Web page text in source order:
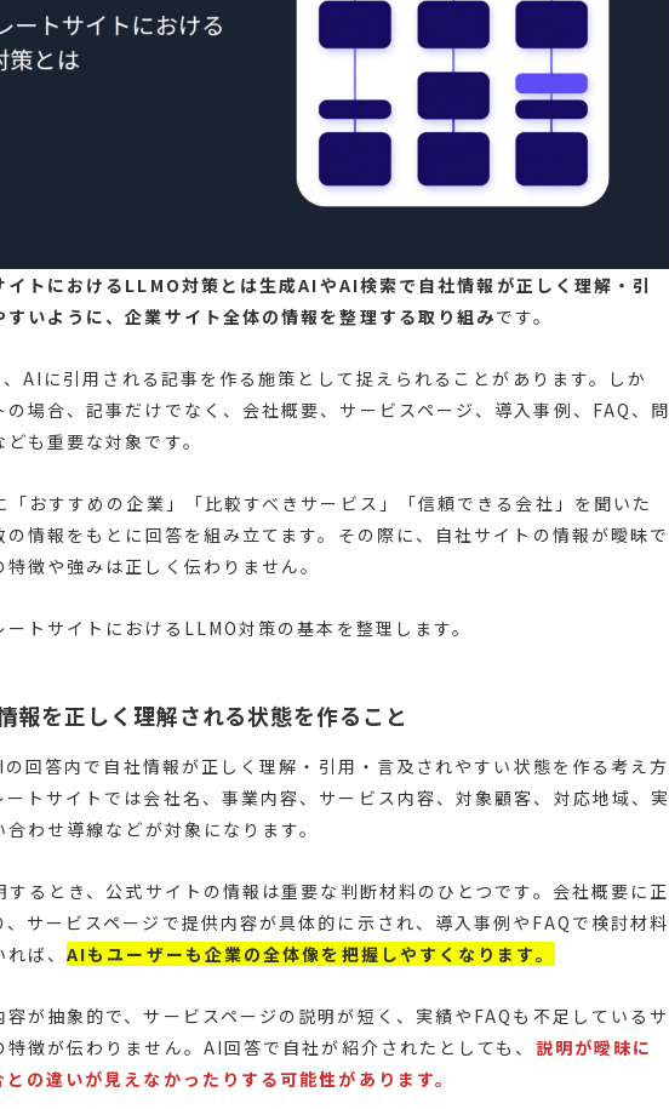
イトにおけるLLMO対策とは生成AIやAI検索で自社情報が正しく理解・引
すいように、企業サイト全体の情報を整理する取り組みです。
AIに引用される記事を作る施策として捉えられることがあります。しか
の場合、記事だけでなく、会社概要、サービスページ、導入事例、FAQ、問
も重要な対象です。
おすすめの企業」「比較すべきサービス」「信頼できる会社」を聞いた
情報をもとに回答を組み立てます。その際に、自社サイトの情報が曖昧で
徴や強みは正しく伝わりません。
トサイトにおけるLLMO対策の基本を整理します。
報を正しく理解される状態を作ること
回答内で自社情報が正しく理解・引用・言及されやすい状態を作る考え方
ートサイトでは会社名、事業内容、サービス内容、対象顧客、対応地域、実
わせ導線などが対象になります。
るとき、公式サイトの情報は重要な判断材料のひとつです。会社概要に正
、サービスページで提供内容が具体的に示され、導入事例やFAQで検討材料
ば、 AIもユーザーも企業の全体像を把握しやすくなります。
が抽象的で、サービスページの説明が短く、実績やFAQも不足しているサ
徴が伝わりません。AI回答で自社が紹介されたとしても、 説明が曖昧に
の違いが見えなかったりする可能性があります。